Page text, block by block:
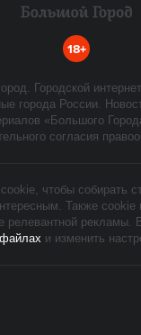
18+
Городской
города России.
«Большого
согласия
чтобы собирать
Также cookie
релевантной рекламы.
и изменить